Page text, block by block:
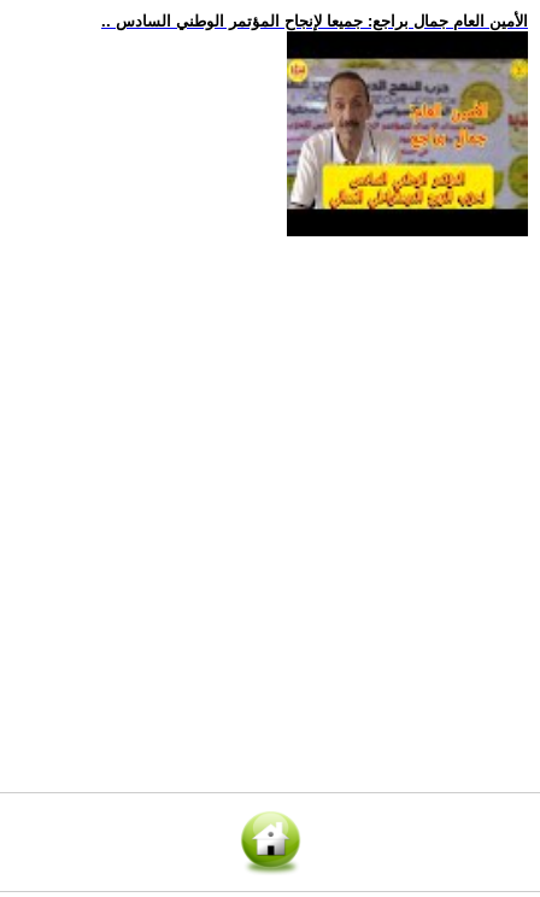
.. الأمين العام جمال براجع: جميعا لإنجاح المؤتمر الوطني السادس